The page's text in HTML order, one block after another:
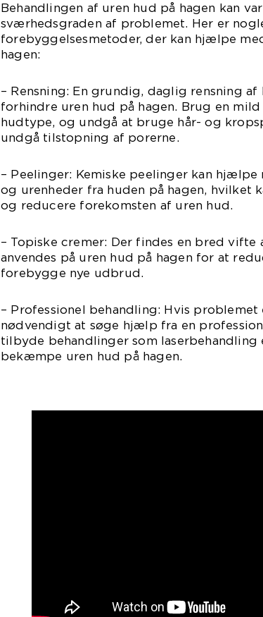
Behandlingen af uren hud på hagen kan
sværhedsgraden af problemet. Her er
forebyggelsesmetoder, der kan hjælpe
hagen:
– Rensning: En grundig, daglig rensning
forhindre uren hud på hagen. Brug en
hudtype, og undgå at bruge hår- og
undgå tilstopning af porerne.
– Peelinger: Kemiske peelinger kan
og urenheder fra huden på hagen, hvilket
og reducere forekomsten af uren hud.
– Topiske cremer: Der findes en bred vifte
anvendes på uren hud på hagen for at
forebygge nye udbrud.
– Professionel behandling: Hvis
nødvendigt at søge hjælp fra en
tilbyde behandlinger som
bekæmpe uren hud på hagen.